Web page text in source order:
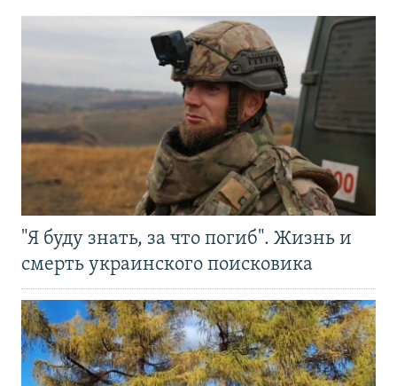
"Я буду знать, за что погиб". Жизнь и
смерть украинского поисковика